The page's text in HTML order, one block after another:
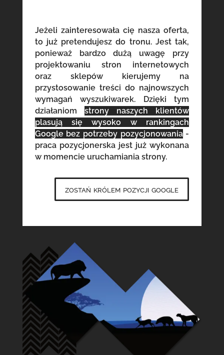
Jeżeli zainteresowała cię nasza oferta,
to już pretendujesz do tronu. Jest tak,
ponieważ bardzo dużą uwagę przy
projektowaniu stron internetowych
oraz sklepów kierujemy na
przystosowanie treści do najnowszych
wymagań wyszukiwarek. Dzięki tym
działaniom strony naszych klientów
plasują się wysoko w rankingach
Google bez potrzeby pozycjonowania-
praca pozycjonerska jest już wykonana
w momencie uruchamiania strony.
zostań królem pozycji google